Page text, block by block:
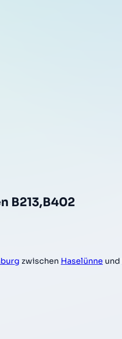
B213,B402
zwischen Haselünne und